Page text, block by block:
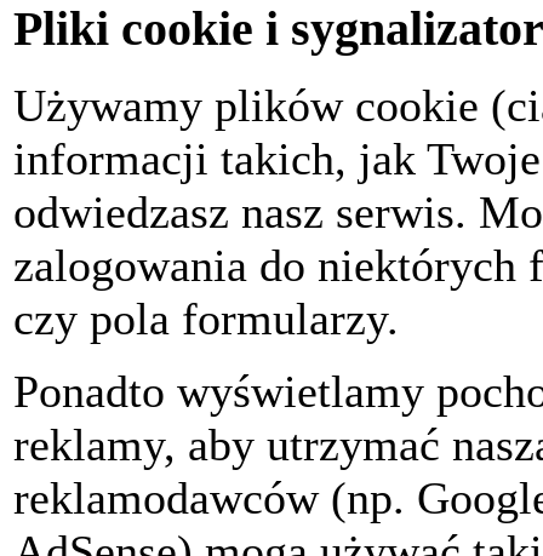
Pliki cookie i
Używamy plików cookie
informacji takich, jak
odwiedzasz nasz serwis.
zalogowania do
czy pola formularzy.
Ponadto wyświetlamy
reklamy, aby utrzymać
reklamodawców (np.